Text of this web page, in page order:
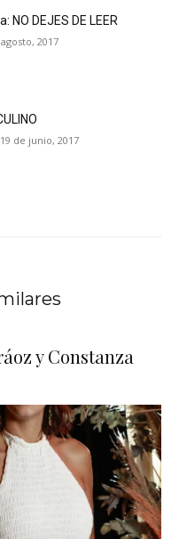
NO DEJES DE LEER
2017
19 de junio, 2017
y Constanza